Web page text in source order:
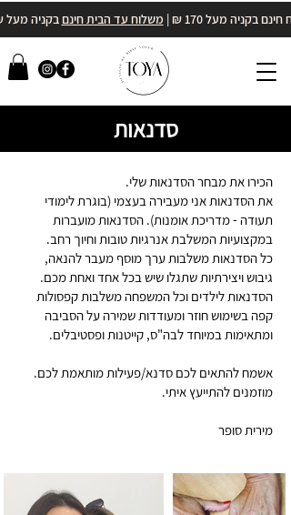
חינם בקניה מעל 170 ₪ | משלוח עד הבית חינם בקניה מעל 400₪
סדנאות
הכירו את מבחר הסדנאות שלי.
את הסדנאות אני מעבירה בעצמי (בוגרת לימודי
תעודה - מדריכת אומנות). הסדנאות מועברות
במקצועיות המשלבת אנרגיות טובות וחיוך רחב.
כל הסדנאות משלבות ערך מוסף מעבר להנאה,
גיבוש ויצירתיות שתגלו שיש בכל אחד ואחת מכם.
הסדנאות לילדים וכל המשפחה משלבות קפסולות
קפה בשימוש חוזר ומעודדות שמירה על הסביבה
ומתאימות במיוחד לבה"ס, קייטנות ופסטיבלים.
אשמח להתאים לכם סדנא/פעילות מותאמת לכם.
מוזמנים להתייעץ איתי.
מירית סופר